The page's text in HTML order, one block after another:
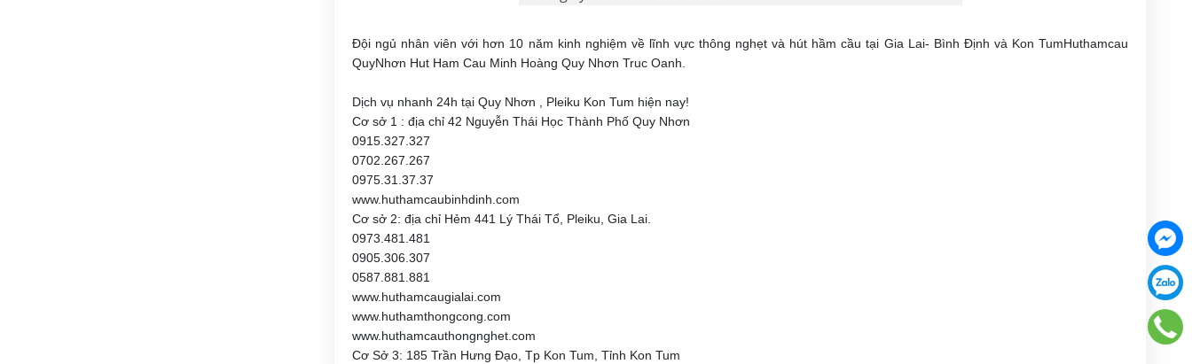
Đội ngủ nhân viên với hơn 10 năm kinh nghiệm về lĩnh vực thông nghẹt và hút hầm cầu tại Gia Lai- Bình Định và Kon TumHuthamcau
QuyNhơn Hut Ham Cau Minh Hoàng Quy Nhơn Truc Oanh.
Dịch vụ nhanh 24h tại Quy Nhơn , Pleiku Kon Tum hiện nay!
Cơ sở 1 : địa chỉ 42 Nguyễn Thái Học Thành Phố Quy Nhơn
0915.327.327
0702.267.267
0975.31.37.37
www.huthamcaubinhdinh.com
Cơ sở 2: địa chỉ Hẻm 441 Lý Thái Tổ, Pleiku, Gia Lai.
0973.481.481
0905.306.307
0587.881.881
www.huthamcaugialai.com
www.huthamthongcong.com
www.huthamcauthongnghet.com
Cơ Sở 3: 185 Trần Hưng Đạo, Tp Kon Tum, Tỉnh Kon Tum